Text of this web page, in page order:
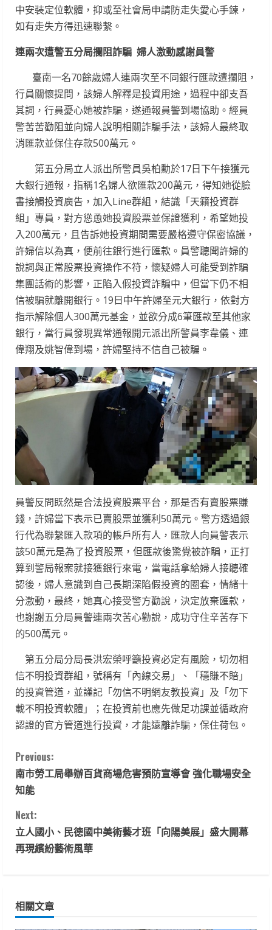
中安裝定位軟體，抑或至社會局申請防走失愛心手鍊，
如有走失方得迅速聯繫。
連兩次遭警五分局攔阻詐騙 婦人激動感謝員警
臺南一名70餘歲婦人連兩次至不同銀行匯款遭攔阻，
行員關懷提問，該婦人解釋是投資用途，過程中卻支吾
其詞，行員憂心她被詐騙，遂通報員警到場協助。經員
警苦苦勸阻並向婦人說明相關詐騙手法，該婦人最終取
消匯款並保住存款500萬元。
第五分局立人派出所警員吳柏勳於17日下午接獲元
大銀行通報，指稱1名婦人欲匯款200萬元，得知她從臉
書接觸投資廣告，加入Line群組，結識「天籟投資群
組」專員，對方慫恿她投資股票並保證獲利，希望她投
入200萬元，且告訴她投資期間需要嚴格遵守保密協議，
許婦信以為真，便前往銀行進行匯款。員警聽聞許婦的
說詞與正常股票投資操作不符，懷疑婦人可能受到詐騙
集團話術的影響，正陷入假投資詐騙中，但當下仍不相
信被騙就離開銀行。19日中午許婦至元大銀行，依對方
指示解除個人300萬元基金，並欲分成6筆匯款至其他家
銀行，當行員發現異常通報開元派出所警員李韋儀、連
偉翔及姚智偉到場，許婦堅持不信自己被騙。
員警反問既然是合法投資股票平台，那是否有賣股票賺
錢，許婦當下表示已賣股票並獲利50萬元。警方透過銀
行代為聯繫匯入款項的帳戶所有人，匯款人向員警表示
該50萬元是為了投資股票，但匯款後驚覺被詐騙，正打
算到警局報案就接獲銀行來電，當電話拿給婦人接聽確
認後，婦人意識到自己長期深陷假投資的圈套，情緒十
分激動，最終，她真心接受警方勸說，決定放棄匯款，
也謝謝五分局員警連兩次苦心勸說，成功守住辛苦存下
的500萬元。
第五分局分局長洪宏榮呼籲投資必定有風險，切勿相
信不明投資群組，號稱有「內線交易」、「穩賺不賠」
的投資管道，並謹記「勿信不明網友教投資」及「勿下
載不明投資軟體」；在投資前也應先做足功課並循政府
認證的官方管道進行投資，才能遠離詐騙，保住荷包。
C
o
n
t
i
u
Previous:
南市勞工局舉辦百貨商場危害預防宣導會 強化職場安全
知能
Next:
立人國小、民德國中美術藝才班「向陽美展」盛大開幕
再現繽紛藝術風華
相關文章